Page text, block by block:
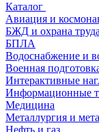
Каталог
Авиация и
БЖД и охрана труда
БПЛА
Водоснабжение и
Военная
Интерактивные
Информационные
Медицина
Металлургия и
Нефть и газ